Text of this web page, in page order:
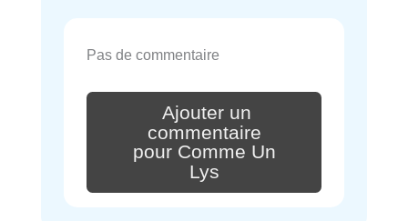
Pas de commentaire
Ajouter un
commentaire
pour Comme Un
Lys